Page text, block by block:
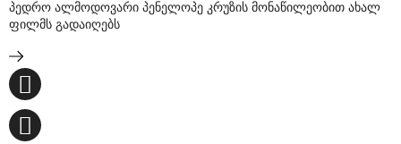
პედრო ალმოდოვარი პენელოპე კრუზის მონაწილეობით ახალ
ფილმს გადაიღებს